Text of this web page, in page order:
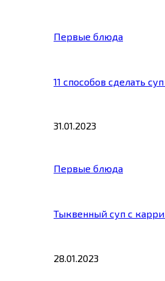
Первые блюда
11 способов сделать
31.01.2023
Первые блюда
Тыквенный суп с
28.01.2023